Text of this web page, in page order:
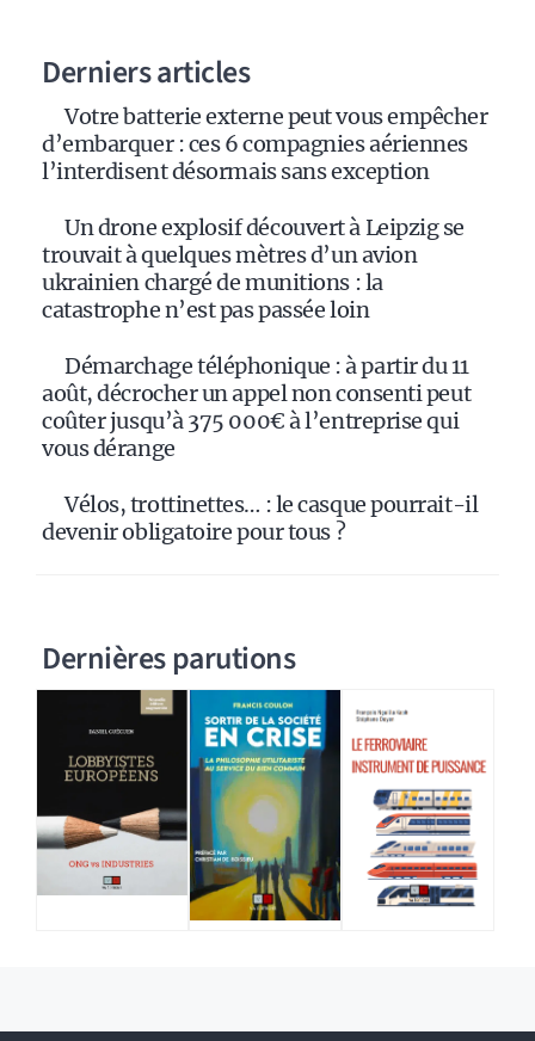
Derniers articles
Votre batterie externe peut vous empêcher
d’embarquer : ces 6 compagnies aériennes
l’interdisent désormais sans exception
Un drone explosif découvert à Leipzig se
trouvait à quelques mètres d’un avion
ukrainien chargé de munitions : la
catastrophe n’est pas passée loin
Démarchage téléphonique : à partir du 11
août, décrocher un appel non consenti peut
coûter jusqu’à 375 000€ à l’entreprise qui
vous dérange
Vélos, trottinettes… : le casque pourrait-il
devenir obligatoire pour tous ?
Dernières parutions